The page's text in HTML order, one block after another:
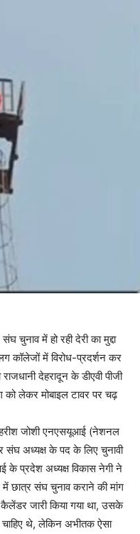
चुनाव में हो रही देरी का मुद्दा
कॉलेजों में विरोध-प्रदर्शन कर
देहरादून के डीएवी पीजी
लेकर मोबाइल टावर पर चढ़
हरीश जोशी एनएसयूआई (नेशनल
अध्यक्ष के पद के लिए चुनावी
के प्रदेश अध्यक्ष विकास नेगी ने
छात्र संघ चुनाव कराने की मांग
जारी किया गया था, उसके
थे, लेकिन अभीतक ऐसा